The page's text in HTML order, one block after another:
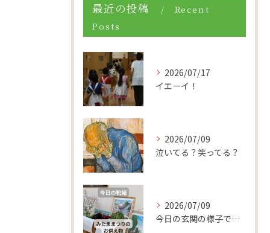
最近の投稿
Recent
Posts
2026/07/17
イエーイ！
2026/07/09
泣いてる？笑ってる？
2026/07/09
今日の玄関の様子です。